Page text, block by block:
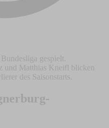
gespielt.
Matthias Kneifl blicken
des Saisonstarts.